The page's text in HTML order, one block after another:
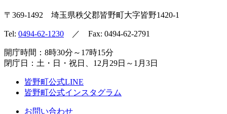
〒369-1492 埼玉県秩父郡皆野町大字皆野1420-1
Tel: 0494-62-1230 ／ Fax: 0494-62-2791
開庁時間：8時30分～17時15分
閉庁日：土・日・祝日、12月29日～1月3日
皆野町公式LINE
皆野町公式インスタグラム
お問い合わせ